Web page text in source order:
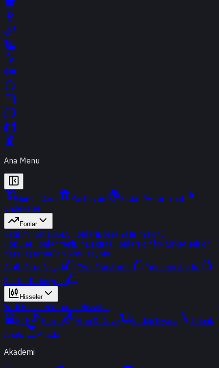
Ana Menu
Günün Özeti Portföyüm Radar
Terminal
Endeksler
Fonlar
Yatırım FonlarıBES FonlarıBorsa Yatırım Fonu
Popüler Fonlar YeniBir Bakışta FonlarPortföy ŞirketleriFon
KarşılaştırmaFon Simülasyonu
Akıllı Para Sinyali
Ters Fon Arama
Çakışma Analizi
Sektör Rotasyonu
Hisseler
Yerli HisselerYabancı Hisseler
ETF
Kripto Altın & Döviz Vadeli Piyasa
Teknik
Analiz
Araçlar
Akademi